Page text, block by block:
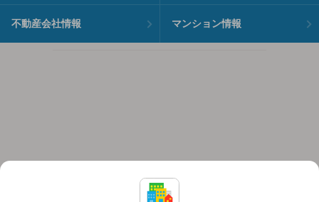
不動産会社情報 マンション情報